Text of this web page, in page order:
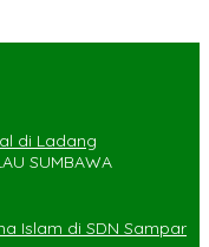
di Ladang
SUMBAWA
Islam di SDN Sampar